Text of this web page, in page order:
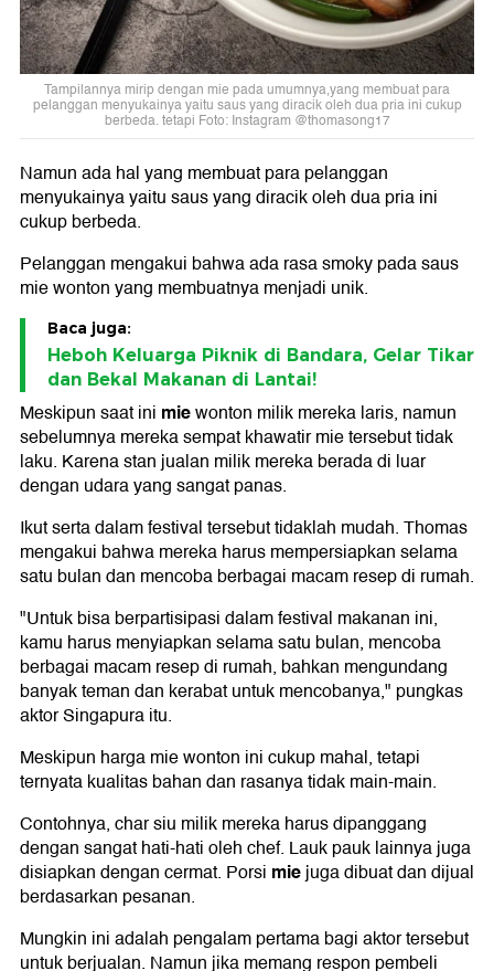
Tampilannya mirip dengan mie pada umumnya,yang membuat para
pelanggan menyukainya yaitu saus yang diracik oleh dua pria ini cukup
berbeda. tetapi Foto: Instagram @thomasong17
Namun ada hal yang membuat para pelanggan
menyukainya yaitu saus yang diracik oleh dua pria ini
cukup berbeda.
Pelanggan mengakui bahwa ada rasa smoky pada saus
mie wonton yang membuatnya menjadi unik.
Baca juga:
Heboh Keluarga Piknik di Bandara, Gelar Tikar
dan Bekal Makanan di Lantai!
Meskipun saat ini miewonton milik mereka laris, namun
sebelumnya mereka sempat khawatir mie tersebut tidak
laku. Karena stan jualan milik mereka berada di luar
dengan udara yang sangat panas.
Ikut serta dalam festival tersebut tidaklah mudah. Thomas
mengakui bahwa mereka harus mempersiapkan selama
satu bulan dan mencoba berbagai macam resep di rumah.
"Untuk bisa berpartisipasi dalam festival makanan ini,
kamu harus menyiapkan selama satu bulan, mencoba
berbagai macam resep di rumah, bahkan mengundang
banyak teman dan kerabat untuk mencobanya," pungkas
aktor Singapura itu.
Meskipun harga mie wonton ini cukup mahal, tetapi
ternyata kualitas bahan dan rasanya tidak main-main.
Contohnya, char siu milik mereka harus dipanggang
dengan sangat hati-hati oleh chef. Lauk pauk lainnya juga
disiapkan dengan cermat. Porsi miejuga dibuat dan dijual
berdasarkan pesanan.
Mungkin ini adalah pengalam pertama bagi aktor tersebut
untuk berjualan. Namun jika memang respon pembeli